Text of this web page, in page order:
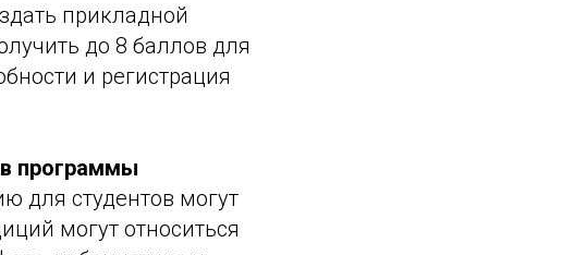
прикладной
до 8 баллов для
и регистрация
программы
для студентов могут
могут относиться